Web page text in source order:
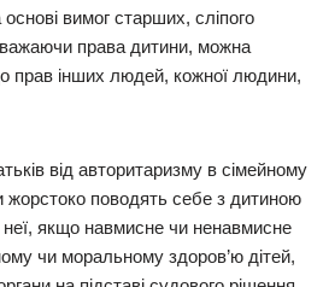
основі вимог старших, сліпого
права дитини, можна
прав інших людей, кожної людини,
від авторитаризму в сімейному
жорстоко поводять себе з дитиною
якщо навмисне чи ненавмисне
чи моральному здоров’ю дітей,